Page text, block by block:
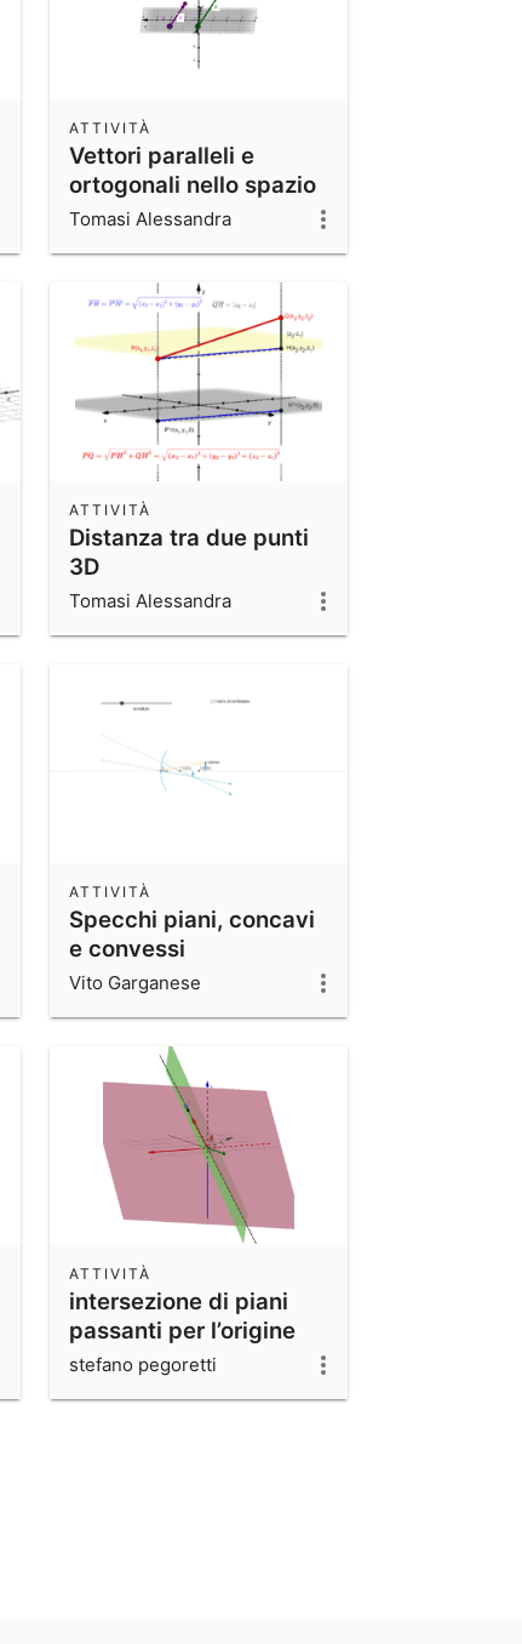
Vettori paralleli e
ortogonali nello spazio
ATTIVITÀ
Tomasi Alessandra
Distanza tra due punti
3D
ATTIVITÀ
Tomasi Alessandra
Specchi piani, concavi
e convessi
ATTIVITÀ
Vito Garganese
intersezione di piani
passanti per l’origine
ATTIVITÀ
stefano pegoretti